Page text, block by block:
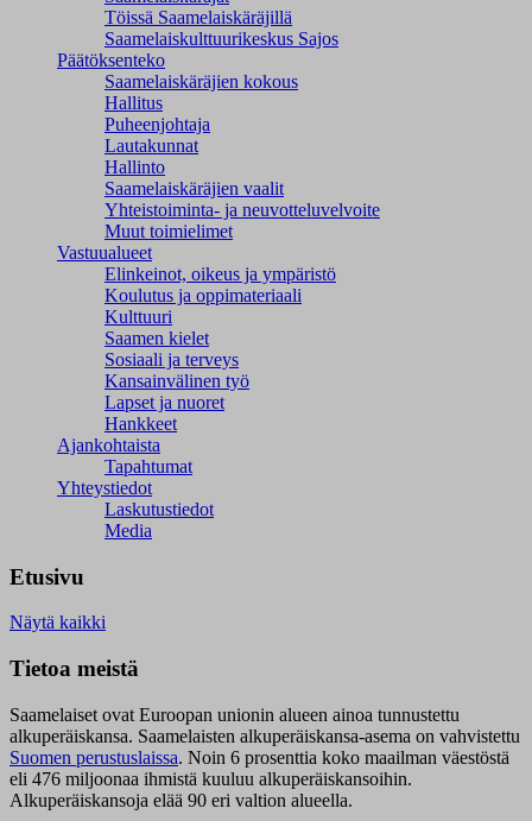
Töissä Saamelaiskäräjillä
Saamelaiskulttuuri­keskus Sajos
Päätöksenteko
Saamelaiskäräjien kokous
Hallitus
Puheenjohtaja
Lautakunnat
Hallinto
Saamelaiskäräjien vaalit
Yhteistoiminta- ja neuvotteluvelvoite
Muut toimielimet
Vastuualueet
Elinkeinot, oikeus ja ympäristö
Koulutus ja oppimateriaali
Kulttuuri
Saamen kielet
Sosiaali ja terveys
Kansainvälinen työ
Lapset ja nuoret
Hankkeet
Ajankohtaista
Tapahtumat
Yhteystiedot
Laskutustiedot
Media
Etusivu
Näytä kaikki
Tietoa meistä
Saamelaiset ovat Euroopan unionin alueen ainoa tunnustettu
alkuperäiskansa. Saamelaisten alkuperäiskansa-asema on vahvistettu
Suomen perustuslaissa. Noin 6 prosenttia koko maailman väestöstä
eli 476 miljoonaa ihmistä kuuluu alkuperäiskansoihin.
Alkuperäiskansoja elää 90 eri valtion alueella.